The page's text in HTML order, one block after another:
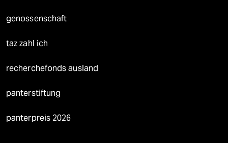
genossenschaft
taz zahl ich
recherchefonds ausland
panterstiftung
panterpreis 2026